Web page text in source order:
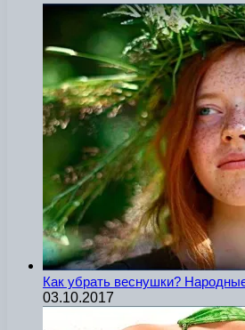
Как убрать веснушки?
03.10.2017